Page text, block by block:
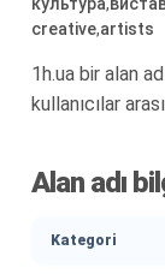
creative,artists
1h.ua bir alan
kullanıcılar
Alan adı
Kategori